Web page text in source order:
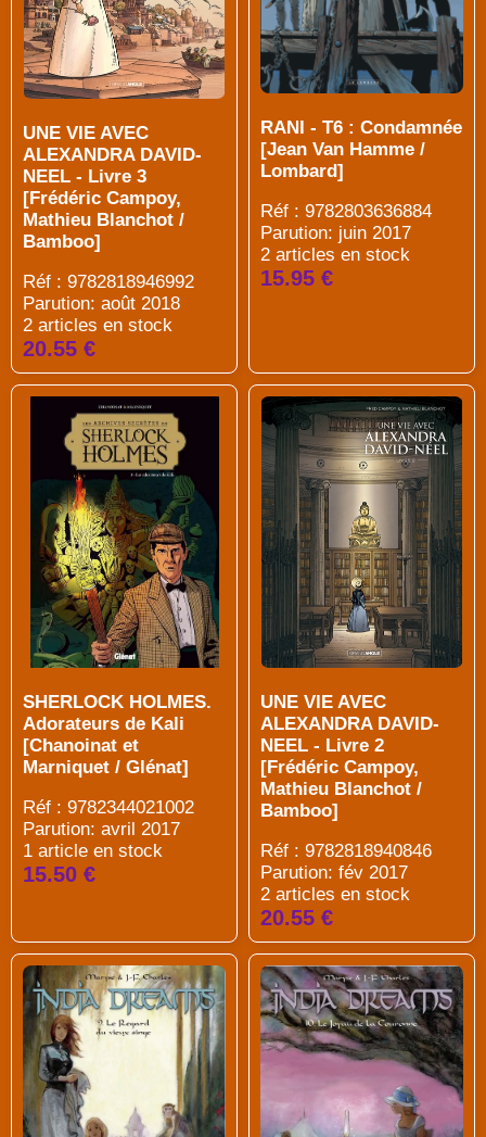
UNE VIE AVEC
ALEXANDRA DAVID-
NEEL - Livre 3
[Frédéric Campoy,
Mathieu Blanchot /
Bamboo]
Réf : 9782818946992
Parution: août 2018
2 articles en stock
20.55 €
RANI - T6 : Condamnée
[Jean Van Hamme /
Lombard]
Réf : 9782803636884
Parution: juin 2017
2 articles en stock
15.95 €
SHERLOCK HOLMES.
Adorateurs de Kali
[Chanoinat et
Marniquet / Glénat]
Réf : 9782344021002
Parution: avril 2017
1 article en stock
15.50 €
UNE VIE AVEC
ALEXANDRA DAVID-
NEEL - Livre 2
[Frédéric Campoy,
Mathieu Blanchot /
Bamboo]
Réf : 9782818940846
Parution: fév 2017
2 articles en stock
20.55 €